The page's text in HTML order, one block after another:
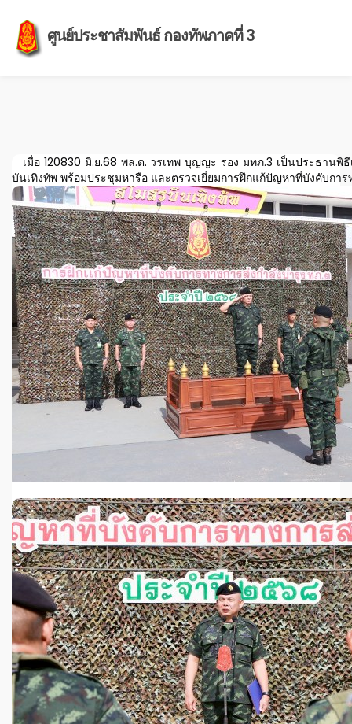
ศูนย์ประชาสัมพันธ์ กองทัพภาคที่ 3
เมื่อ 120830 มิ.ย.68 พล.ต. วรเทพ บุญญะ รอง มทภ.3 เป็นประธานพิ
บันเทิงทัพ พร้อมประชุมหารือ และตรวจเยี่ยมการฝึกแก้ปัญหาที่บังคับกา